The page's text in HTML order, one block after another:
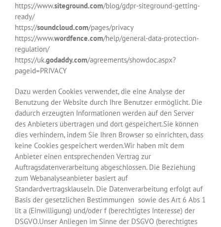
https://www.siteground.com/blog/gdpr-siteground-getting-
ready/
https://soundcloud.com/pages/privacy
https://www.wordfence.com/help/general-data-protection-
regulation/
https://uk.godaddy.com/agreements/showdoc.aspx?
pageid=PRIVACY
Dazu werden Cookies verwendet, die eine Analyse der
Benutzung der Website durch Ihre Benutzer ermöglicht. Die
dadurch erzeugten Informationen werden auf den Server
des Anbieters übertragen und dort gespeichert.Sie können
dies verhindern, indem Sie Ihren Browser so einrichten, dass
keine Cookies gespeichert werden.Wir haben mit dem
Anbieter einen entsprechenden Vertrag zur
Auftragsdatenverarbeitung abgeschlossen. Die Beziehung
zum Webanalyseanbieter basiert auf
Standardvertragsklauseln. Die Datenverarbeitung erfolgt auf
Basis der gesetzlichen Bestimmungen sowie des Art 6 Abs 1
lit a (Einwilligung) und/oder f (berechtigtes Interesse) der
DSGVO.Unser Anliegen im Sinne der DSGVO (berechtigtes